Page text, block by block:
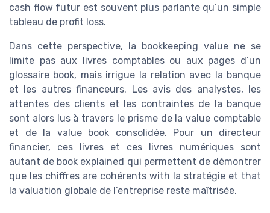
cash flow futur est souvent plus parlante qu’un simple
tableau de profit loss.
Dans cette perspective, la bookkeeping value ne se
limite pas aux livres comptables ou aux pages d’un
glossaire book, mais irrigue la relation avec la banque
et les autres financeurs. Les avis des analystes, les
attentes des clients et les contraintes de la banque
sont alors lus à travers le prisme de la value comptable
et de la value book consolidée. Pour un directeur
financier, ces livres et ces livres numériques sont
autant de book explained qui permettent de démontrer
que les chiffres are cohérents with la stratégie et that
la valuation globale de l’entreprise reste maîtrisée.